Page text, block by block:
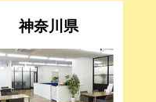
神奈川県